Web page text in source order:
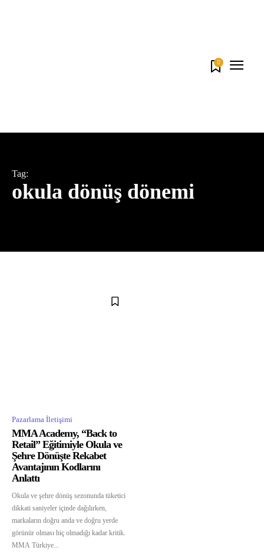
0
Tag:
okula dönüş dönemi
Pazarlama İletişimi
MMA Academy, “Back to
Retail” Eğitimiyle Okula ve
Şehre Dönüşte Rekabet
Avantajının Kodlarını
Anlattı
Okula ve şehre dönüş sezonunda tüketici
dikkati saniyeler içinde dağılırken,
markaların doğru anda ve doğru yerde
görünür olması hiç olmadığı kadar kritik.
MMA Türkiye...